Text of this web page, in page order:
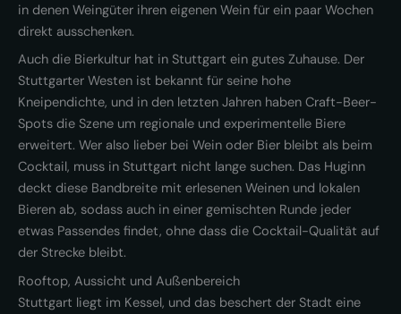
in denen Weingüter ihren eigenen Wein für ein paar Wochen
direkt ausschenken.
Auch die Bierkultur hat in Stuttgart ein gutes Zuhause. Der
Stuttgarter Westen ist bekannt für seine hohe
Kneipendichte, und in den letzten Jahren haben Craft-Beer-
Spots die Szene um regionale und experimentelle Biere
erweitert. Wer also lieber bei Wein oder Bier bleibt als beim
Cocktail, muss in Stuttgart nicht lange suchen. Das Huginn
deckt diese Bandbreite mit erlesenen Weinen und lokalen
Bieren ab, sodass auch in einer gemischten Runde jeder
etwas Passendes findet, ohne dass die Cocktail-Qualität auf
der Strecke bleibt.
Rooftop, Aussicht und Außenbereich
Stuttgart liegt im Kessel, und das beschert der Stadt eine